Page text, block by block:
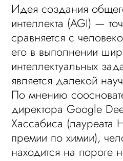
Идея создания
интеллекта (AGI) —
сравняется с
его в выполнении
интеллектуальных
является далекой
По мнению
директора Google
Хассабиса (лауреата
премии по химии),
находится на пороге